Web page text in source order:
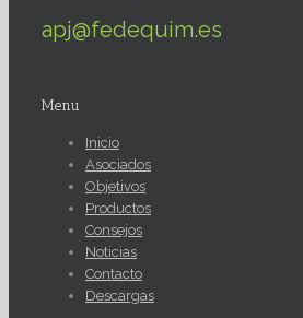
apj@fedequim.es
Menu
Inicio
Asociados
Objetivos
Productos
Consejos
Noticias
Contacto
Descargas